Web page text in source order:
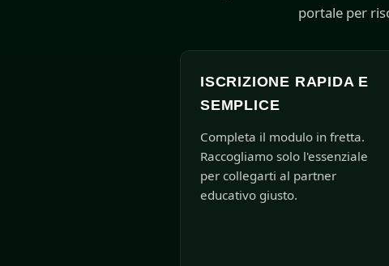
portale per
ISCRIZIONE RAPIDA E
SEMPLICE
Completa il modulo in fretta.
Raccogliamo solo l'essenziale
per collegarti al partner
educativo giusto.